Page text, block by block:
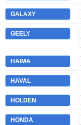
GALAXY
GEELY
HAIMA
HAVAL
HOLDEN
HONDA